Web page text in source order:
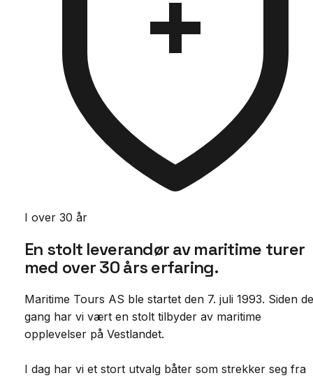
I over 30 år
En stolt leverandør av maritime turer
med over 30 års erfaring.
Maritime Tours AS ble startet den 7. juli 1993. Siden
gang har vi vært en stolt tilbyder av maritime
opplevelser på Vestlandet.
I dag har vi et stort utvalg båter som strekker seg fra